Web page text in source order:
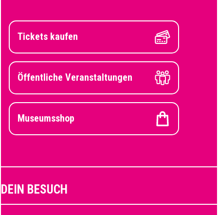
Tickets kaufen
Öffentliche Veranstaltungen
Museumsshop
DEIN BESUCH